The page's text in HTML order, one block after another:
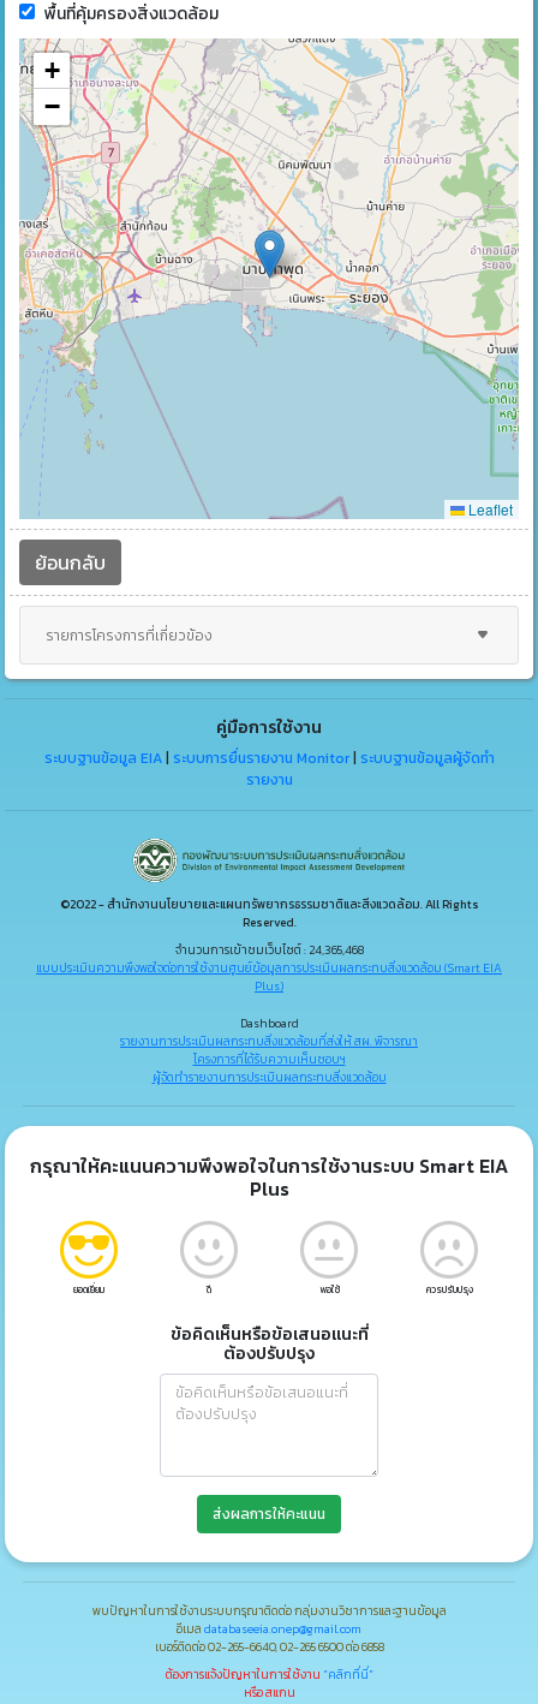
พื้นที่คุ้มครองสิ่งแวดล้อม
+
−
Leaflet
ย้อนกลับ
รายการโครงการที่เกี่ยวข้อง
คู่มือการใช้งาน
ระบบฐานข้อมูล EIA| ระบบการยื่นรายงาน Monitor| ระบบฐานข้อมูลผู้จัดทำ
รายงาน
©2022 - สำนักงานนโยบายและแผนทรัพยากรธรรมชาติและสิ่งแวดล้อม. All Rights
Reserved.
จำนวนการเข้าชมเว็บไซต์ : 24,365,468
แบบประเมินความพึงพอใจต่อการใช้งานศูนย์ข้อมูลการประเมินผลกระทบสิ่งแวดล้อม (Smart EIA
Plus)
Dashboard
รายงานการประเมินผลกระทบสิ่งแวดล้อมที่ส่งให้ สผ. พิจารณา
โครงการที่ได้รับความเห็นชอบฯ
ผู้จัดทำรายงานการประเมินผลกระทบสิ่งแวดล้อม
กรุณาให้คะแนนความพึงพอใจในการใช้งานระบบ Smart EIA
Plus
ยอดเยี่ยม ดี พอใช้ ควรปรับปรุง
ข้อคิดเห็นหรือข้อเสนอแนะที่
ต้องปรับปรุง
ส่งผลการให้คะแนน
พบปัญหาในการใช้งานระบบกรุณาติดต่อ กลุ่มงานวิชาการและฐานข้อมูล
อีเมล databaseeia.onep@gmail.com
เบอร์ติดต่อ 02-265-6640, 02-265 6500 ต่อ 6858
ต้องการแจ้งปัญหาในการใช้งาน "คลิกที่นี่"
หรือ สแกน